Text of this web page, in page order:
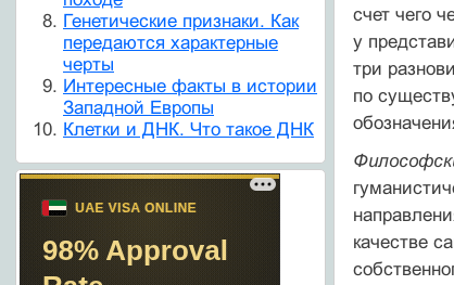
счет чего
у
три
по
качестве
Генетические признаки. Как
передаются характерные
черты
Интересные факты в истории
Западной Европы
Клетки и ДНК. Что такое ДНК